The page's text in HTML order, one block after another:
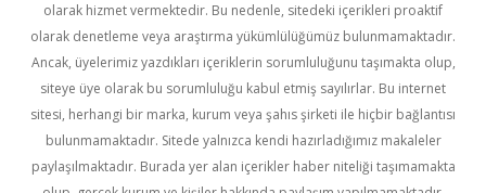
olarak hizmet vermektedir. Bu nedenle, sitedeki içerikleri proaktif
olarak denetleme veya araştırma yükümlülüğümüz bulunmamaktadır.
Ancak, üyelerimiz yazdıkları içeriklerin sorumluluğunu taşımakta olup,
siteye üye olarak bu sorumluluğu kabul etmiş sayılırlar. Bu internet
sitesi, herhangi bir marka, kurum veya şahıs şirketi ile hiçbir bağlantısı
bulunmamaktadır. Sitede yalnızca kendi hazırladığımız makaleler
paylaşılmaktadır. Burada yer alan içerikler haber niteliği taşımamakta